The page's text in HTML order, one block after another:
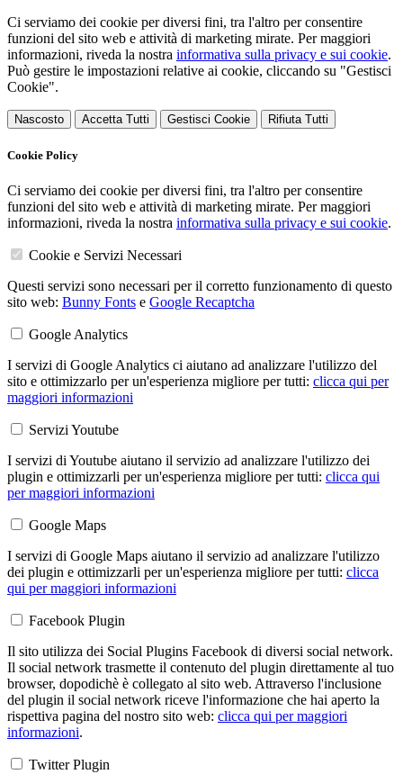
Ci serviamo dei cookie per diversi fini, tra l'altro per consentire
funzioni del sito web e attività di marketing mirate. Per maggiori
informazioni, riveda la nostra informativa sulla privacy e sui cookie.
Può gestire le impostazioni relative ai cookie, cliccando su "Gestisci
Cookie".
Nascosto Accetta Tutti Gestisci Cookie Rifiuta Tutti
Cookie Policy
Ci serviamo dei cookie per diversi fini, tra l'altro per consentire
funzioni del sito web e attività di marketing mirate. Per maggiori
informazioni, riveda la nostra informativa sulla privacy e sui cookie.
Cookie e Servizi Necessari
Questi servizi sono necessari per il corretto funzionamento di questo
sito web: Bunny Fonts e Google Recaptcha
Google Analytics
I servizi di Google Analytics ci aiutano ad analizzare l'utilizzo del
sito e ottimizzarlo per un'esperienza migliore per tutti: clicca qui per
maggiori informazioni
Servizi Youtube
I servizi di Youtube aiutano il servizio ad analizzare l'utilizzo dei
plugin e ottimizzarli per un'esperienza migliore per tutti: clicca qui
per maggiori informazioni
Google Maps
I servizi di Google Maps aiutano il servizio ad analizzare l'utilizzo
dei plugin e ottimizzarli per un'esperienza migliore per tutti: clicca
qui per maggiori informazioni
Facebook Plugin
Il sito utilizza dei Social Plugins Facebook di diversi social network.
Il social network trasmette il contenuto del plugin direttamente al tuo
browser, dopodichè è collegato al sito web. Attraverso l'inclusione
del plugin il social network riceve l'informazione che hai aperto la
rispettiva pagina del nostro sito web: clicca qui per maggiori
informazioni.
Twitter Plugin